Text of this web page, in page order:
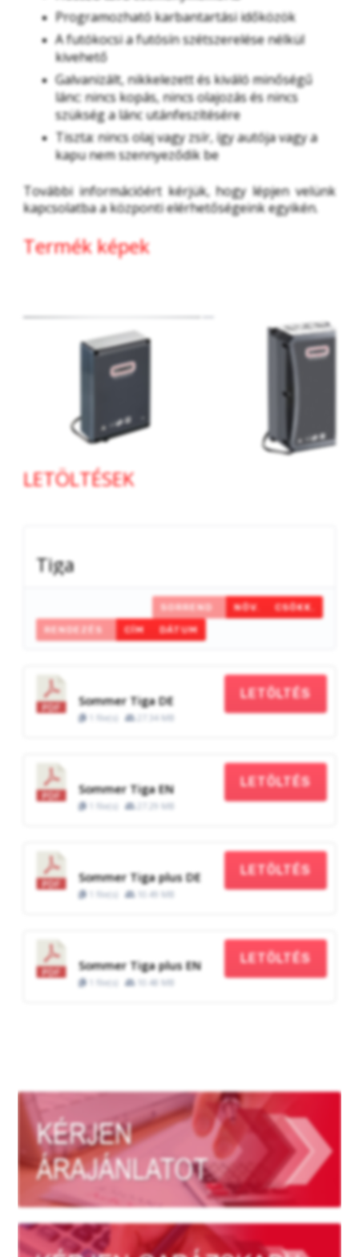
Programozható karbantartási időközök
A futókocsi a futósín szétszerelése nélkül
kivehető
Galvanizált, nikkelezett és kiváló minőségű
lánc: nincs kopás, nincs olajozás és nincs
szükség a lánc utánfeszítésére
Tiszta: nincs olaj vagy zsír, így autója vagy a
kapu nem szennyeződik be
További információért kérjük, hogy lépjen velünk
kapcsolatba a központi elérhetőségeink egyikén.
Termék képek
LETÖLTÉSEK
Tiga
SORREND NÖV.
CSÖKK.
RENDEZÉS
CÍM DÁTUM
Sommer Tiga DE
1 file(s) 27.34 MB
LETÖLTÉS
Sommer Tiga EN
1 file(s) 27.29 MB
LETÖLTÉS
Sommer Tiga plus DE
1 file(s) 10.49 MB
LETÖLTÉS
Sommer Tiga plus EN
1 file(s) 10.48 MB
LETÖLTÉS